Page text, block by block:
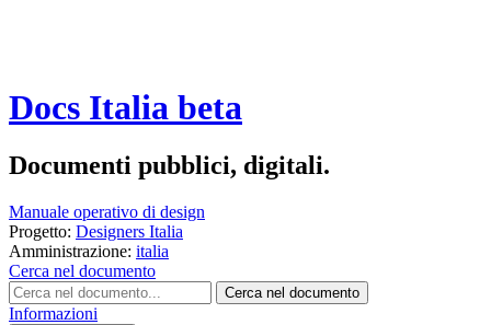
Docs Italia beta
Documenti pubblici, digitali.
Manuale operativo di design
Progetto: Designers Italia
Amministrazione: italia
Cerca nel documento
Cerca nel documento
Informazioni